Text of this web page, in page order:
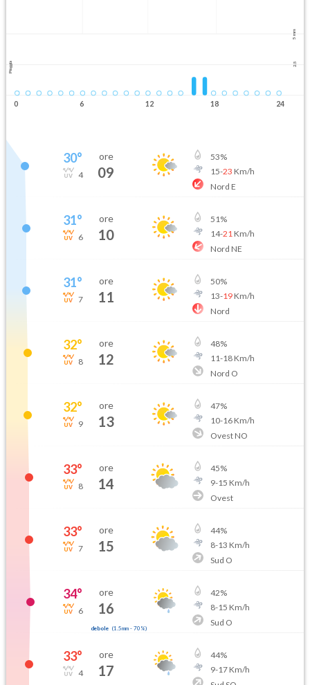
5 mm
2.5
Pioggia
0 6 12 18 24
30°
4
ore
09
53%
15-23 Km/h
Nord E
31°
6
ore
10
51%
14-21Km/h
Nord NE
31°
7
ore
11
50%
13-19Km/h
Nord
32°
8
ore
12
48%
11-18Km/h
Nord O
32°
9
ore
13
47%
10-16Km/h
Ovest NO
33°
8
ore
14
45%
9-15 Km/h
Ovest
33°
7
ore
15
44%
8-13 Km/h
Sud O
34°
6
ore
16
debole (1.5mm- 70 %)
42%
8-15 Km/h
Sud O
33°
4
ore
17
44%
9-17Km/h